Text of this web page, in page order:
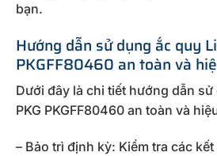
bạn.
Hướng dẫn sử dụng ắc quy
PKGFF80460 an toàn và
Dưới đây là chi tiết hướng dẫn
PKG PKGFF80460 an toàn và
– Bảo trì định kỳ: Kiểm tra các